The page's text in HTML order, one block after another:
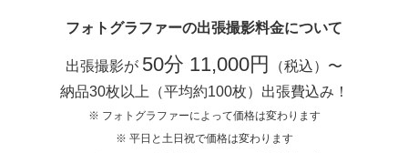
フォトグラファーの出張撮影料金について
出張撮影が 50分 11,000円
（税込）〜
納品30枚以上（平均約100枚）出張費込み！
※ フォトグラファーによって価格は変わります
※ 平日と土日祝で価格は変わります